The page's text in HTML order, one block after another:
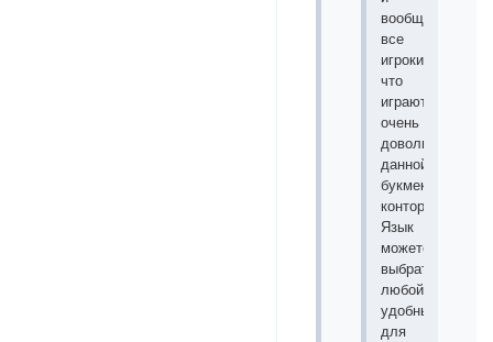
вообще
все
игроки
что
играют
очень
довольны
данной
букмекерской
конторой.
Язык
можете
выбрать
любой
удобный
для